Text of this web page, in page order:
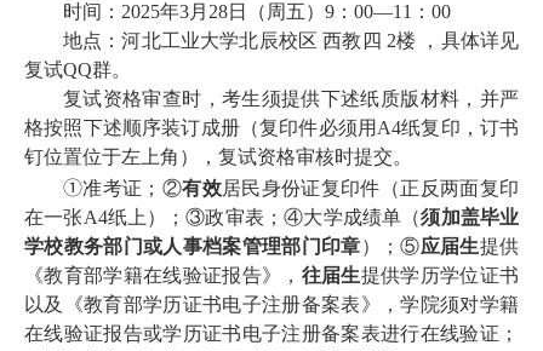
时间：2025年3月28日（周五）9：00—11：00
地点：河北工业大学北辰校区 西教四 2楼 ，具体详见
复试QQ群。
复试资格审查时，考生须提供下述纸质版材料，并严
格按照下述顺序装订成册（复印件必须用A4纸复印，订书
钉位置位于左上角），复试资格审核时提交。
①准考证；②有效居民身份证复印件（正反两面复印
在一张A4纸上）；③政审表；④大学成绩单（须加盖毕业
学校教务部门或人事档案管理部门印章）；⑤应届生提供
《教育部学籍在线验证报告》， 往届生提供学历学位证书
以及《教育部学历证书电子注册备案表》，学院须对学籍
在线验证报告或学历证书电子注册备案表进行在线验证；